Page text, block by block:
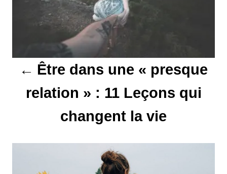
Être dans une « presque
relation » : 11 Leçons qui
changent la vie